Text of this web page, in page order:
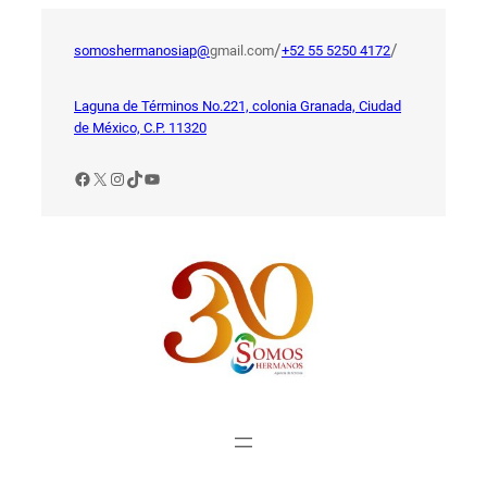
somoshermanosiap@gmail.com/+52 55 5250 4172/
Laguna de Términos No.221, colonia Granada, Ciudad
de México, C.P. 11320
Facebook
X Instagram
TikTok
YouTube